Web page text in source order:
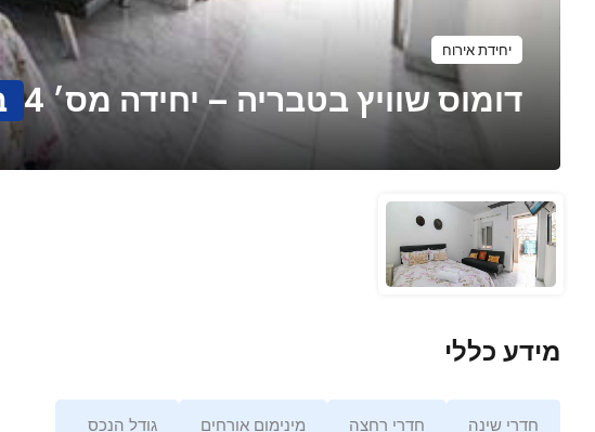
יחידת אירוח
דומוס שוויץ בטבריה – יחידה מס׳ 4
מידע כללי
חדרי שינה
חדרי רחצה
מינימום אורחים
גודל הנכס